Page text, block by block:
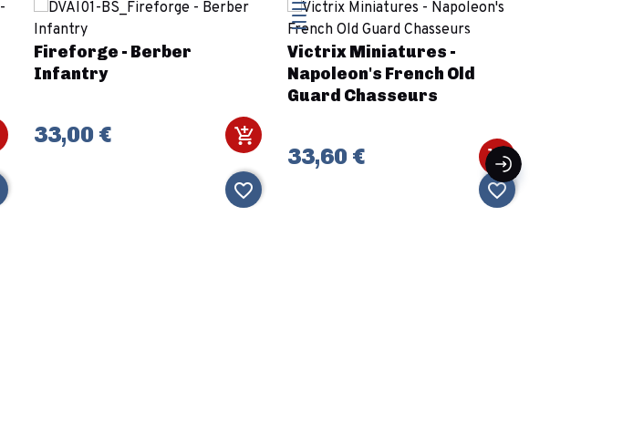
Fireforge - Berber
Infantry
33,00 €
favorite_border
Victrix Miniatures -
Napoleon's French Old
Guard Chasseurs
33,60 €
favorite_border